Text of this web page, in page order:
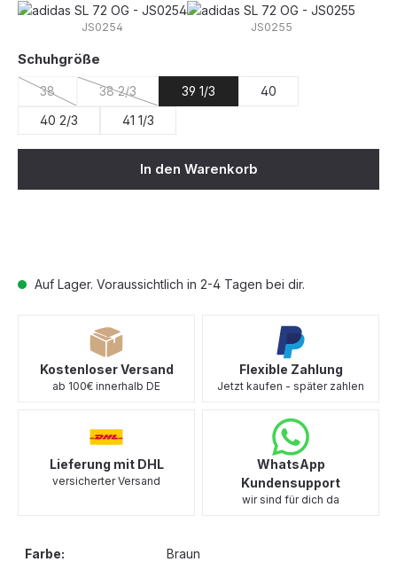
Auf Lager. Voraussichtlich in 2-4 Tagen bei dir.
JS0254 JS0255
Schuhgröße
38
(Diese Option ist zurzeit nicht verfügbar.)
38 2/3
(Diese Option ist zurzeit nicht verfügbar.)
39 1/3
40
40 2/3
41 1/3
In den Warenkorb
Kostenloser Versand
ab 100€ innerhalb DE
Flexible Zahlung
Jetzt kaufen - später zahlen
Lieferung mit DHL
versicherter Versand
WhatsApp
Kundensupport
wir sind für dich da
Farbe: Braun